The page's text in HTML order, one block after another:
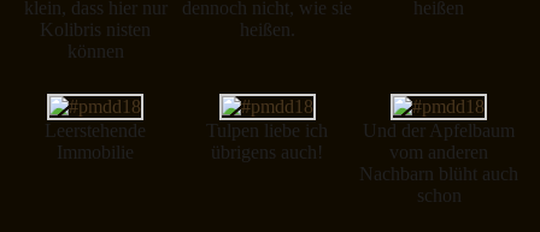
klein, dass hier nur
Kolibris nisten
können
dennoch nicht, wie sie
heißen.
heißen
Leerstehende
Immobilie
Tulpen liebe ich
übrigens auch!
Und der Apfelbaum
vom anderen
Nachbarn blüht auch
schon